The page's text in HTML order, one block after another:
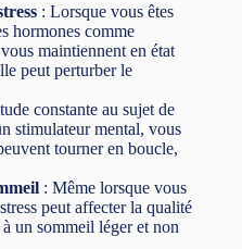
: Lorsque vous êtes
hormones comme
maintiennent en état
peut perturber le
constante au sujet de
stimulateur mental, vous
tourner en boucle,
: Même lorsque vous
peut affecter la qualité
un sommeil léger et non